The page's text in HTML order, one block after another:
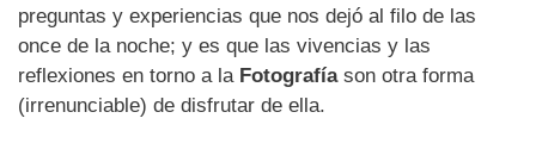
preguntas y experiencias que nos dejó al filo de las
once de la noche; y es que las vivencias y las
reflexiones en torno a la Fotografíason otra forma
(irrenunciable) de disfrutar de ella.